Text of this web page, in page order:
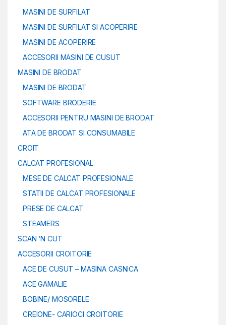
MASINI DE SURFILAT
MASINI DE SURFILAT SI ACOPERIRE
MASINI DE ACOPERIRE
ACCESORII MASINI DE CUSUT
MASINI DE BRODAT
MASINI DE BRODAT
SOFTWARE BRODERIE
ACCESORII PENTRU MASINI DE BRODAT
ATA DE BRODAT SI CONSUMABILE
CROIT
CALCAT PROFESIONAL
MESE DE CALCAT PROFESIONALE
STATII DE CALCAT PROFESIONALE
PRESE DE CALCAT
STEAMERS
SCAN ‘N CUT
ACCESORII CROITORIE
ACE DE CUSUT – MASINA CASNICA
ACE GAMALIE
BOBINE/ MOSORELE
CREIONE- CARIOCI CROITORIE